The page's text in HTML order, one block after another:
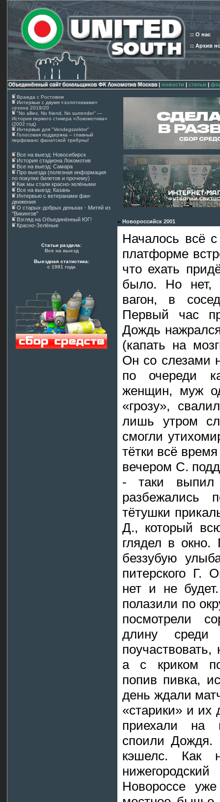
:: О нас
:: Архив
| новости | статьи |
Вражда с Ростовом
Интервью с двумя «золотниками»
сезона 2019/20
"No allies, No friend, No surrender" —
История первого стикера «Локомотива»
(2002 год)
Интервью для "Vendegszektor"
Голосовая поддержка – главный
перфоманс фанатской трибуны!
Все на выезд: Новосибирск
История стадиона Локомотив
Все на выезд: Самара
Про выезда (полезная информация
по покупке билетов и прочему)
Как мы стали красно-зелёными
Все на выезд: Казань
Интервью с ветеранами фан-
движения
О старых-добрых деньках - Митяй из
"Викингов"
Взгляд на Объединённый ЮГ!
Красно-Зелёные
Статьи раздела:
Все на выезд
Выездная статистика:
с 1981 года
Новороссийск 2001
Началось всё
платформе
что ехать
было. Но нет,
вагон, в
Первый час
Дождь
(капать на
Он со слезами
по очереди
женщин, муж
«грозу»,
лишь утром
смогли
тётки всё
вечером С.
- таки
разбежались
тётушки
Д., который
глядел в окно.
беззубую
питерского Г.
нет и не
полазили по
посмотрели
длину
а с криком
попив пивка,
день ждали
«старики» и их
приехали на
споили Дождя.
кэшелс. Как
Новороссе